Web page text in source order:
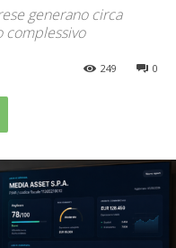
generano circa
complessivo
0
249